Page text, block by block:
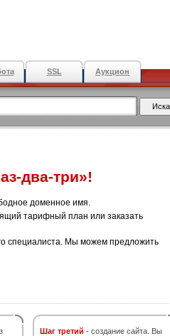
SSL Аукцион
два-три»!
доменное имя.
тарифный план или заказать
специалиста. Мы можем предложить
Шаг третий - создание сайта. Вы